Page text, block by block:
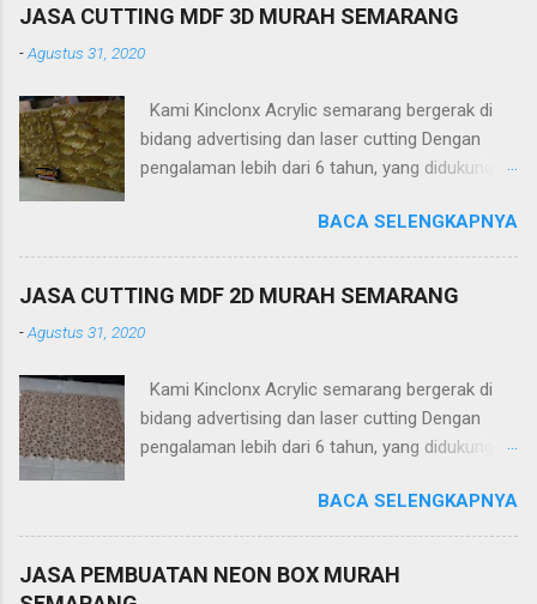
JASA CUTTING MDF 3D MURAH SEMARANG
-Agustus 31, 2020
Kami Kinclonx Acrylic semarang bergerak di
bidang advertising dan laser cutting Dengan
pengalaman lebih dari 6 tahun, yang didukung
menghasilkan produk yang berkualitas
tinggi.Untuk harga yang kami tawakan sangat
(acrylic,stainless,galvalum,kuningan) -Neon Box
Aquarium -Pagar -Railling Tangga/Balkon -
Kanopi -Wallpanel 2D dan 3D -Partisi (sekat)
ruangan -Jasa Potong Metal (platbesi,
Non Metal (Acrylic, MDF, Whiteboard, dll) -DLL
Kelebihan Kinclonx Acrylic : -Pelayanan Prima -
Hasil Produk Berkualitas -Harga Kompetitif -
BACA SELENGKAPNYA
JASA CUTTING MDF 2D MURAH SEMARANG
-Agustus 31, 2020
Kami Kinclonx Acrylic semarang bergerak di
bidang advertising dan laser cutting Dengan
pengalaman lebih dari 6 tahun, yang didukung
menghasilkan produk yang berkualitas
tinggi.Untuk harga yang kami tawakan sangat
BACA SELENGKAPNYA
JASA PEMBUATAN NEON BOX MURAH